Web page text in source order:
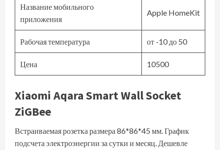
Название мобильного
приложения
Apple HomeKit
Рабочая температура от -10 до 50
Цена 10500
Xiaomi Aqara Smart Wall Socket
ZiGBee
Встраиваемая розетка размера 86*86*45 мм. График
подсчета электроэнергии за сутки и месяц. Дешевле